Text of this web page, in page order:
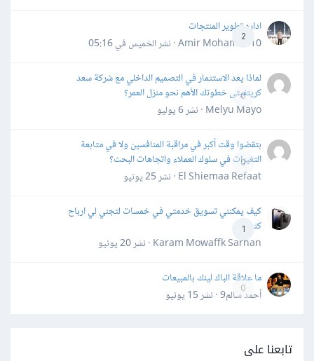
2
اداره تطوير المنتجات
Amir Mohamed10 · نشر
الخميس في 05:16
0
لماذا يعد الاستثمار في التصميم الداخلي مع شركة سعد
كريتفيتى خطوتك الأهم نحو منزل العمر؟
Melyu Mayo · نشر
6 يوليو
0
بتقضوا وقت أكبر في مراقبة المنافسين ولا في متابعة
التغيرات في سلوك العملاء واتجاهات البحث؟
El Shiemaa Refaat · نشر
25 يونيو
1
كيف يمكنني تسويق خدمتي في خمسات لتجني لي ارباح
كثيرة
Karam Mowaffk Sarhan · نشر
20 يونيو
0
ما علاقة الباك لينك بالمبيعات
أحمد سالم9 · نشر
15 يونيو
تابعنا على